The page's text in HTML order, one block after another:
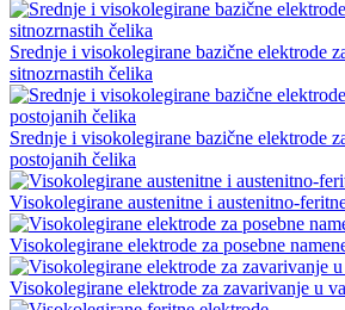
Srednje i visokolegirane bazične elektrode
sitnozrnastih čelika
Srednje i visokolegirane bazične elektrode
postojanih čelika
Visokolegirane austenitne i austenitno-
Visokolegirane elektrode za posebne
Visokolegirane elektrode za zavarivanje u